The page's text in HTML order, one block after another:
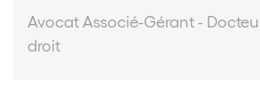
Avocat Associé-Gérant -
droit